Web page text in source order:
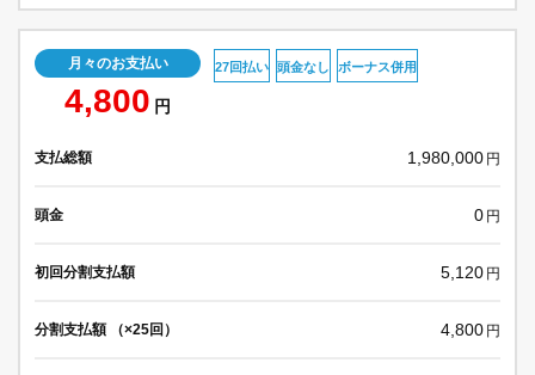
月々のお支払い
4,800 円
27回払い 頭金なし ボーナス併用
支払総額 1,980,000 円
頭金 0 円
初回分割支払額 5,120 円
分割支払額 （×25回） 4,800 円